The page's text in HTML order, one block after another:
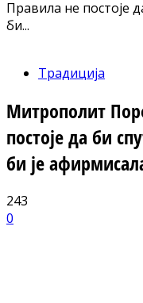
Правила не постоје
би...
Традиција
Митрополит
постоје да би
би је
243
0